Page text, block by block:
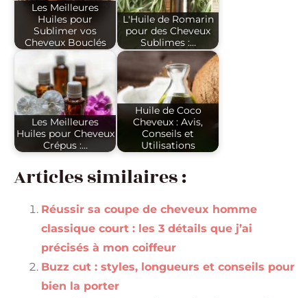
Les Meilleures
Huiles pour
Sublimer vos
Cheveux Bouclés
L'Huile de Romarin
pour des Cheveux
Sublimes :…
Les Meilleures
Huiles pour Cheveux
Crépus :…
Huile de Coco
Cheveux : Avis,
Conseils et
Utilisations
Articles similaires :
Réussir sa coupe de cheveux homme
classique court : les 3 détails que j’ai
précisés à mon coiffeur
Buzz cut : styles, longueurs et conseils pour
bien la porter